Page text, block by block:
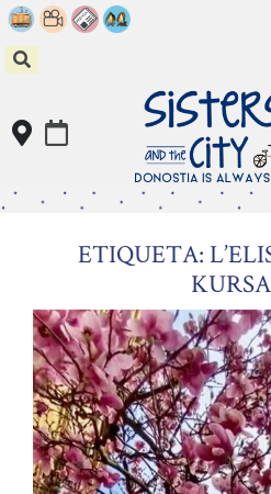
Skip
to
content
ETIQUETA: